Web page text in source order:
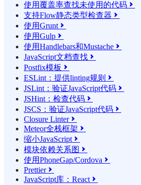
使用覆盖率查找未使用的代码 
支持Flow静态类型检查器 
使用Grunt 
使用Gulp 
使用Handlebars和Mustache 
JavaScript文档查找 
Postfix模板 
ESLint：提供linting规则 
JSLint：验证JavaScript代码 
JSHint：检查代码 
JSCS：验证JavaScript代码 
Closure Linter
Meteor全栈框架 
缩小JavaScript 
模块依赖关系图 
使用PhoneGap/Cordova 
Prettier
JavaScript库：React 